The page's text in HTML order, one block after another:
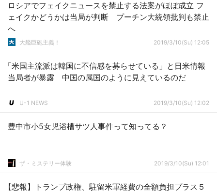
ロシアでフェイクニュースを禁止する法案がほぼ成立 フ
ェイクかどうかは当局が判断 プーチン大統領批判も禁止
へ
大艦巨砲主義！ 2019/3/10(Su) 12:05
「米国主流派は韓国に不信感を募らせている」と日米情報
当局者が暴露 中国の属国のように見えているのだ
U-1 NEWS 2019/3/10(Su) 12:02
豊中市小5女児浴槽サツ人事件って知ってる？
ザ・ミステリー体験 2019/3/10(Su) 12:01
【悲報】トランプ政権、駐留米軍経費の全額負担プラス５